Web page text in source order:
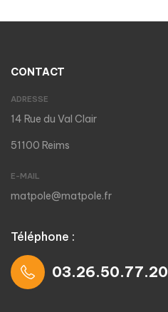
CONTACT
ADRESSE
14 Rue du Val Clair
51100 Reims
E-MAIL
matpole@matpole.fr
Téléphone :
03.26.50.77.20